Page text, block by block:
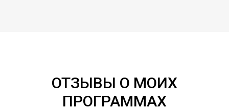
ОТЗЫВЫ О МОИХ
ПРОГРАММАХ